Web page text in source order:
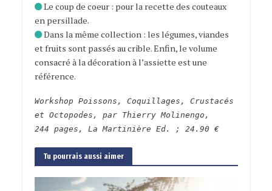
Le coup de coeur : pour la recette des couteaux
en persillade.
Dans la même collection : les légumes, viandes
et fruits sont passés au crible. Enfin, le volume
consacré à la décoration à l’assiette est une
référence.
Workshop Poissons, Coquillages, Crustacés
et Octopodes, par Thierry Molinengo,
244 pages, La Martinière Ed. ; 24.90 €
Tu pourrais aussi aimer